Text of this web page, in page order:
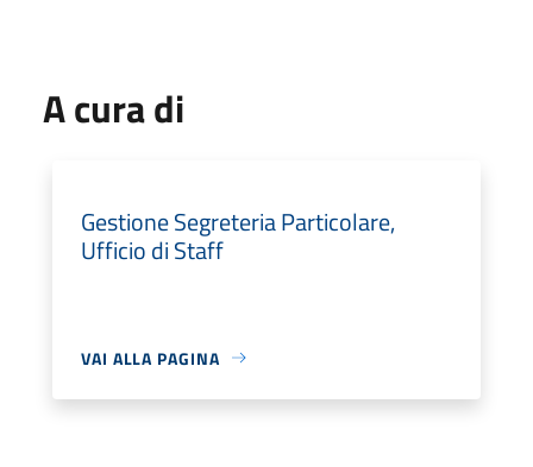
A cura di
Gestione Segreteria Particolare,
Ufficio di Staff
VAI ALLA PAGINA